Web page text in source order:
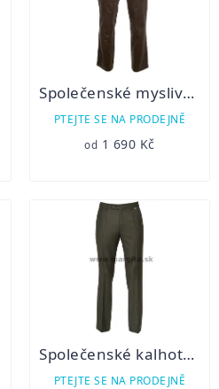
Společenské myslivecké kalhoty FRIDRICH zelené
PTEJTE SE NA PRODEJNĚ
od 1 690 Kč
Společenské kalhoty Michal
PTEJTE SE NA PRODEJNĚ